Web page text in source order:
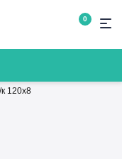
0
120х8